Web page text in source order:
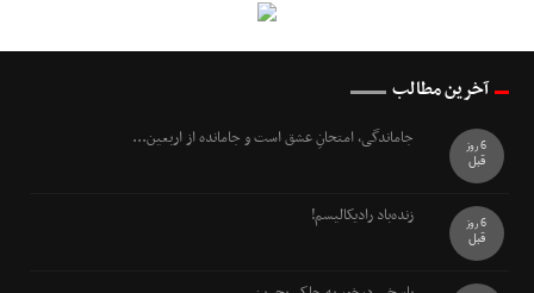
آخرین مطالب
جاماندگی، امتحانِ عشق است و جامانده از اربعین...
6 روز
قبل
زنده‌باد رادیکالیسم!
6 روز
قبل